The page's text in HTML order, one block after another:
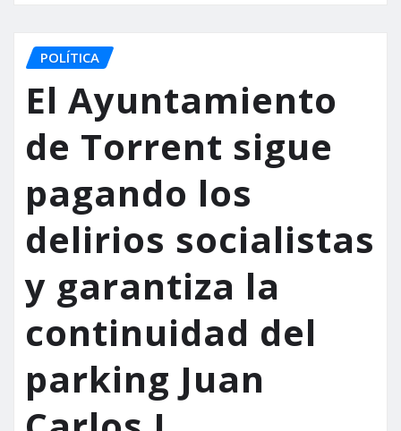
POLÍTICA
El Ayuntamiento
de Torrent sigue
pagando los
delirios socialistas
y garantiza la
continuidad del
parking Juan